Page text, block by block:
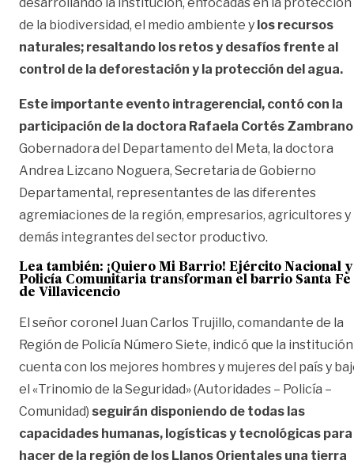
de la biodiversidad, el medio ambiente y los recursos
naturales; resaltando los retos y desafíos frente al
control de la deforestación y la protección del agua.
Este importante evento intragerencial, contó con la
participación de la doctora Rafaela Cortés
Gobernadora del Departamento del Meta, la doctora
Andrea Lizcano Noguera, Secretaria de Gobierno
Departamental, representantes de las diferentes
agremiaciones de la región, empresarios, agricultores y
demás integrantes del sector productivo.
Lea también: ¡Quiero Mi Barrio! Ejército Nacional y
Policía Comunitaria transforman el barrio Santa Fe
de Villavicencio
El señor coronel Juan Carlos Trujillo, comandante de la
Región de Policía Número Siete, indicó que la institución
cuenta con los mejores hombres y mujeres del país y
el «Trinomio de la Seguridad» (Autoridades – Policía –
Comunidad) seguirán disponiendo de todas las
capacidades humanas, logísticas y tecnológicas para
hacer de la región de los Llanos Orientales una tierra